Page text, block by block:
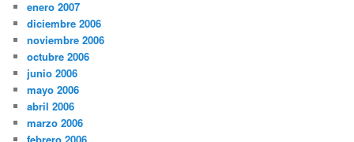
enero 2007
diciembre 2006
noviembre 2006
octubre 2006
junio 2006
mayo 2006
abril 2006
marzo 2006